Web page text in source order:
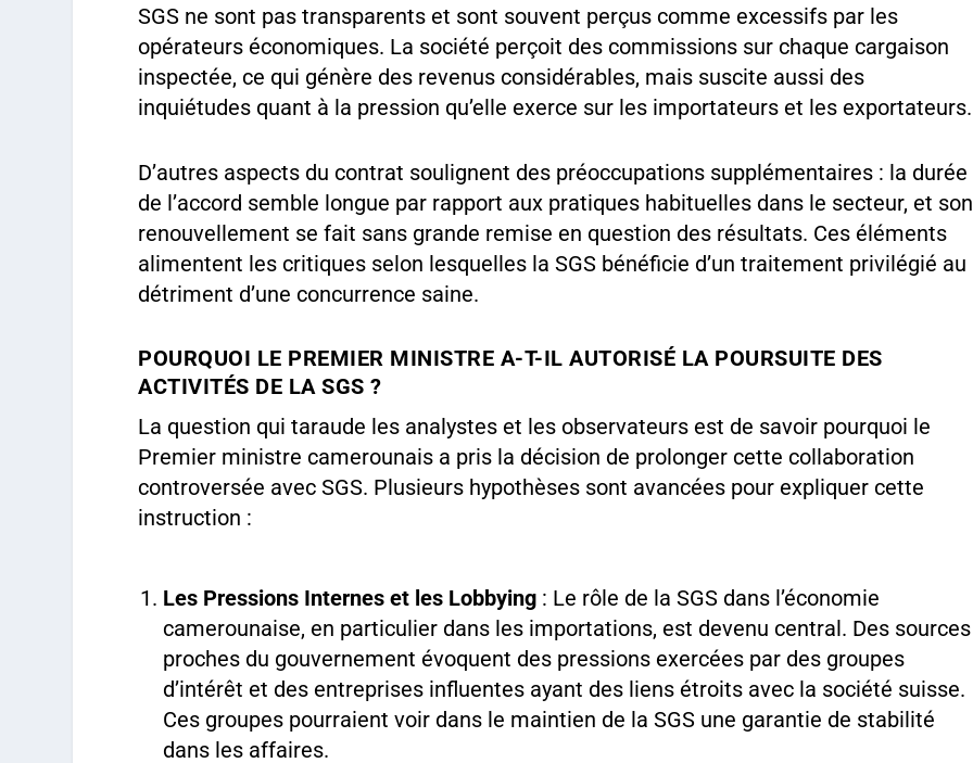
SGS ne sont pas transparents et sont souvent perçus comme excessifs par les
opérateurs économiques. La société perçoit des commissions sur chaque cargaison
inspectée, ce qui génère des revenus considérables, mais suscite aussi des
inquiétudes quant à la pression qu’elle exerce sur les importateurs et les exportateurs.
D’autres aspects du contrat soulignent des préoccupations supplémentaires : la durée
de l’accord semble longue par rapport aux pratiques habituelles dans le secteur, et son
renouvellement se fait sans grande remise en question des résultats. Ces éléments
alimentent les critiques selon lesquelles la SGS bénéficie d’un traitement privilégié au
détriment d’une concurrence saine.
POURQUOI LE PREMIER MINISTRE A-T-IL AUTORISÉ LA POURSUITE DES
ACTIVITÉS DE LA SGS ?
La question qui taraude les analystes et les observateurs est de savoir pourquoi le
Premier ministre camerounais a pris la décision de prolonger cette collaboration
controversée avec SGS. Plusieurs hypothèses sont avancées pour expliquer cette
instruction :
Les Pressions Internes et les Lobbying : Le rôle de la SGS dans l’économie
camerounaise, en particulier dans les importations, est devenu central. Des sources
proches du gouvernement évoquent des pressions exercées par des groupes
d’intérêt et des entreprises influentes ayant des liens étroits avec la société suisse.
Ces groupes pourraient voir dans le maintien de la SGS une garantie de stabilité
dans les affaires.